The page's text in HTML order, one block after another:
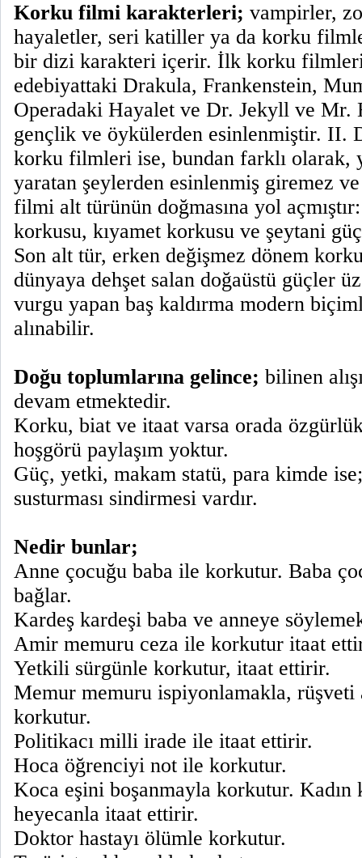
Korku filmi karakterleri; vampirler,
hayaletler, seri katiller ya da korku
bir dizi karakteri içerir. İlk korku filmleri
edebiyattaki Drakula, Frankenstein,
Operadaki Hayalet ve Dr. Jekyll ve Mr.
gençlik ve öykülerden esinlenmiştir. II.
korku filmleri ise, bundan farklı olarak,
yaratan şeylerden esinlenmiş giremez
filmi alt türünün doğmasına yol
korkusu, kıyamet korkusu ve şeytani
Son alt tür, erken değişmez dönem
dünyaya dehşet salan doğaüstü güçler
vurgu yapan baş kaldırma modern
alınabilir.
Doğu toplumlarına gelince; bilinen
devam etmektedir.
Korku, biat ve itaat varsa orada
hoşgörü paylaşım yoktur.
Güç, yetki, makam statü, para kimde
susturması sindirmesi vardır.
Nedir bunlar;
Anne çocuğu baba ile korkutur. Baba
bağlar.
Kardeş kardeşi baba ve anneye
Amir memuru ceza ile korkutur itaat
Yetkili sürgünle korkutur, itaat ettirir.
Memur memuru ispiyonlamakla, rüşveti
korkutur.
Politikacı milli irade ile itaat ettirir.
Hoca öğrenciyi not ile korkutur.
Koca eşini boşanmayla korkutur. Kadın
heyecanla itaat ettirir.
Doktor hastayı ölümle korkutur.